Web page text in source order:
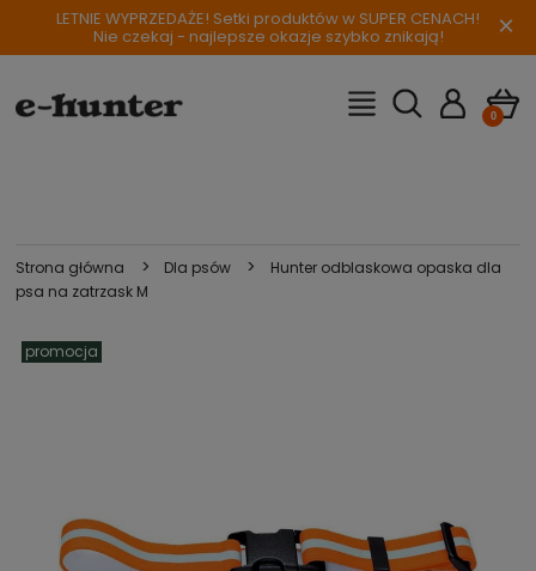
LETNIE WYPRZEDAŻE! Setki produktów w SUPER CENACH!
Nie czekaj - najlepsze okazje szybko znikają! ×
Strona główna > Dla psów >
Hunter odblaskowa opaska dla
psa na zatrzask M
promocja